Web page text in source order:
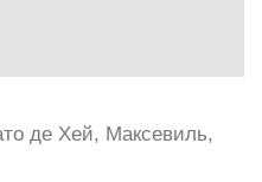
де Хей, Максевиль,